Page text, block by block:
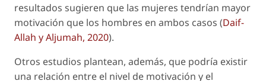
resultados sugieren que las mujeres tendrían mayor
motivación que los hombres en ambos casos (Daif-
Allah y Aljumah, 2020).
Otros estudios plantean, además, que podría existir
una relación entre el nivel de motivación y el